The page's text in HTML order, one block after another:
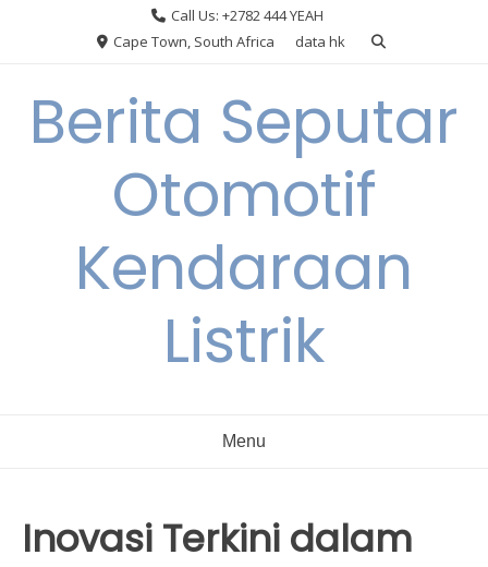
Call Us: +2782 444 YEAH
Cape Town, South Africa
data hk
Berita Seputar
Otomotif
Kendaraan
Listrik
Menu
Inovasi Terkini dalam